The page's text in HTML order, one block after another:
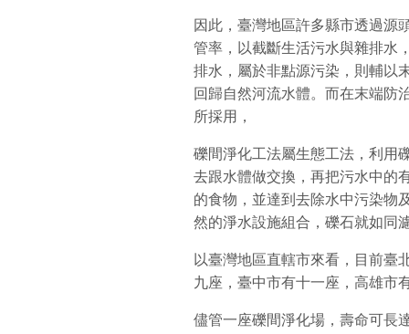
因此，臺灣地區許多縣市透過源
管率，以截斷生活污水與雜排水
排水，屬於非點源污染，則輔以
回歸自然河流水體。而在末端防
所採用，
礫間淨化工法屬生態工法，利用
去跟水體做交換，再把污水中的
的食物，並達到去除水中污染物
然的淨水設施組合，礫石就如同
以臺灣地區直轄市來看，目前臺
九座，臺中市有十一座，高雄市
儘管一座礫間淨化場，壽命可長